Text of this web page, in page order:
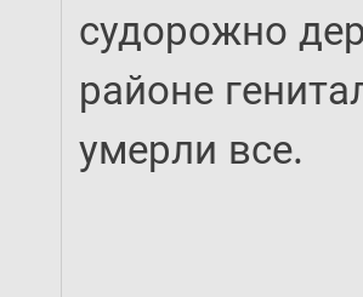
судорожно
районе
умерли все.